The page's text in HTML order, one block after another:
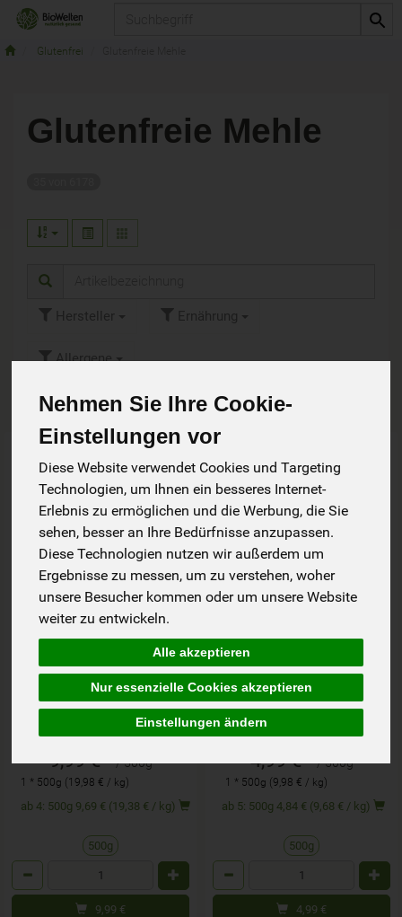
Nehmen Sie Ihre Cookie-
Einstellungen vor
Diese Website verwendet Cookies und Targeting
Technologien, um Ihnen ein besseres Internet-
Erlebnis zu ermöglichen und die Werbung, die Sie
sehen, besser an Ihre Bedürfnisse anzupassen.
Diese Technologien nutzen wir außerdem um
Ergebnisse zu messen, um zu verstehen, woher
unsere Besucher kommen oder um unsere Website
weiter zu entwickeln.
Alle akzeptieren
Nur essenzielle Cookies akzeptieren
Einstellungen ändern
Glutenfrei
Glutenfreie Mehle
Hersteller Ernährung
Allergene
Art.-Nr. 45127
Traubenkern Mehl
500g AÖM
9,99 € / 500g
1 * 500g (19,98 € / kg)
ab 4: 500g 9,69 € (19,38 € / kg)
500g
9,99 €
Braunhirse Mehl 500g
WER
4,99 € / 500g
1 * 500g (9,98 € / kg)
ab 5: 500g 4,84 € (9,68 € / kg)
500g
4,99 €